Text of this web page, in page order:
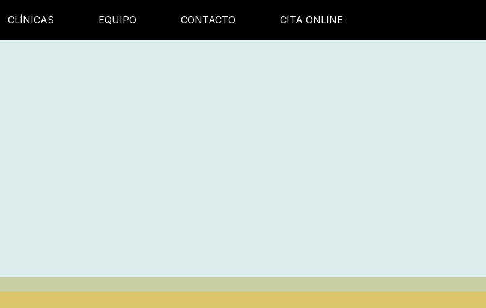
CLÍNICAS EQUIPO CONTACTO CITA ONLINE